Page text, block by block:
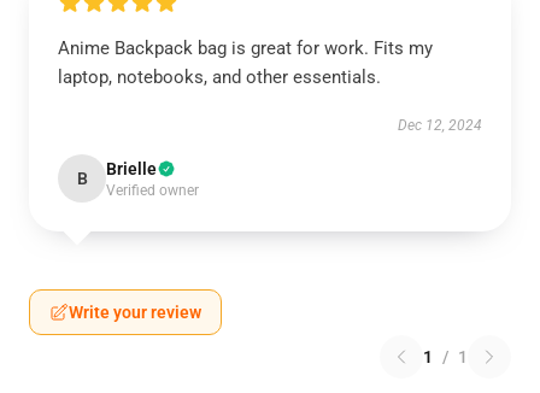
Anime Backpack bag is great for work. Fits my
laptop, notebooks, and other essentials.
Dec 12, 2024
B Brielle
Verified owner
Write your review
1 / 1